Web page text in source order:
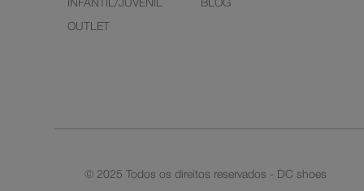
INFANTIL/JUVENIL
OUTLET
BLOG
© 2025 Todos os direitos reservados - DC shoes